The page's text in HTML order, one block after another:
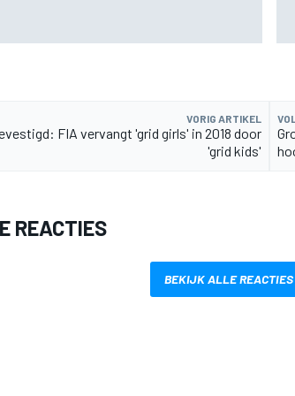
VORIG ARTIKEL
FIA vervangt 'grid girls' in 2018 door
'grid kids'
REACTIES
BEKIJK ALLE REACTIES